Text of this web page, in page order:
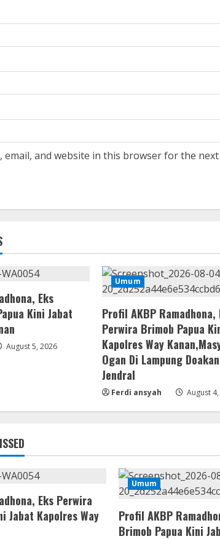
email, and website in this browser for the
Eks
Kini Jabat
August 5, 2026
Umum
Profil AKBP Ramadhona,
Perwira Brimob Papua
Kapolres Way
Ogan Di Lampung
Jendral
Ferdi ansyah August
Eks Perwira
Jabat Kapolres Way
Umum
Profil AKBP
Brimob Papua Kini